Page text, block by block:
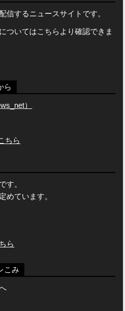
信するニュースサイトです。
ついてはこちらより確認できま
ら
）
ちら
す。
めています。
ら
こみ